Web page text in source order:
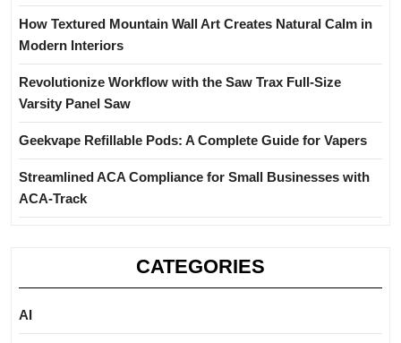
How Textured Mountain Wall Art Creates Natural Calm in
Modern Interiors
Revolutionize Workflow with the Saw Trax Full-Size
Varsity Panel Saw
Geekvape Refillable Pods: A Complete Guide for Vapers
Streamlined ACA Compliance for Small Businesses with
ACA-Track
CATEGORIES
AI